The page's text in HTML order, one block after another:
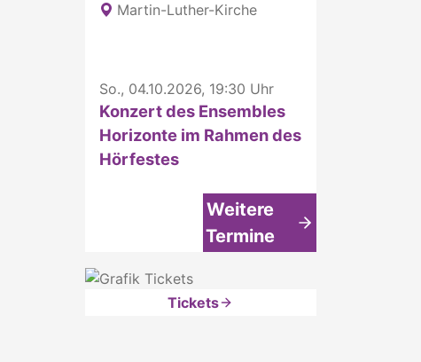
Martin-Luther-Kirche
So., 04.10.2026, 19:30 Uhr
Konzert des Ensembles
Horizonte im Rahmen des
Hörfestes
Weitere
Termine
Tickets